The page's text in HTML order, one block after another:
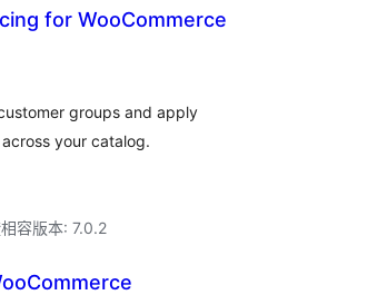
for WooCommerce
groups and apply
your catalog.
容版本: 7.0.2